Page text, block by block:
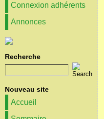
Connexion adhérents
Annonces
Recherche
Nouveau site
Accueil